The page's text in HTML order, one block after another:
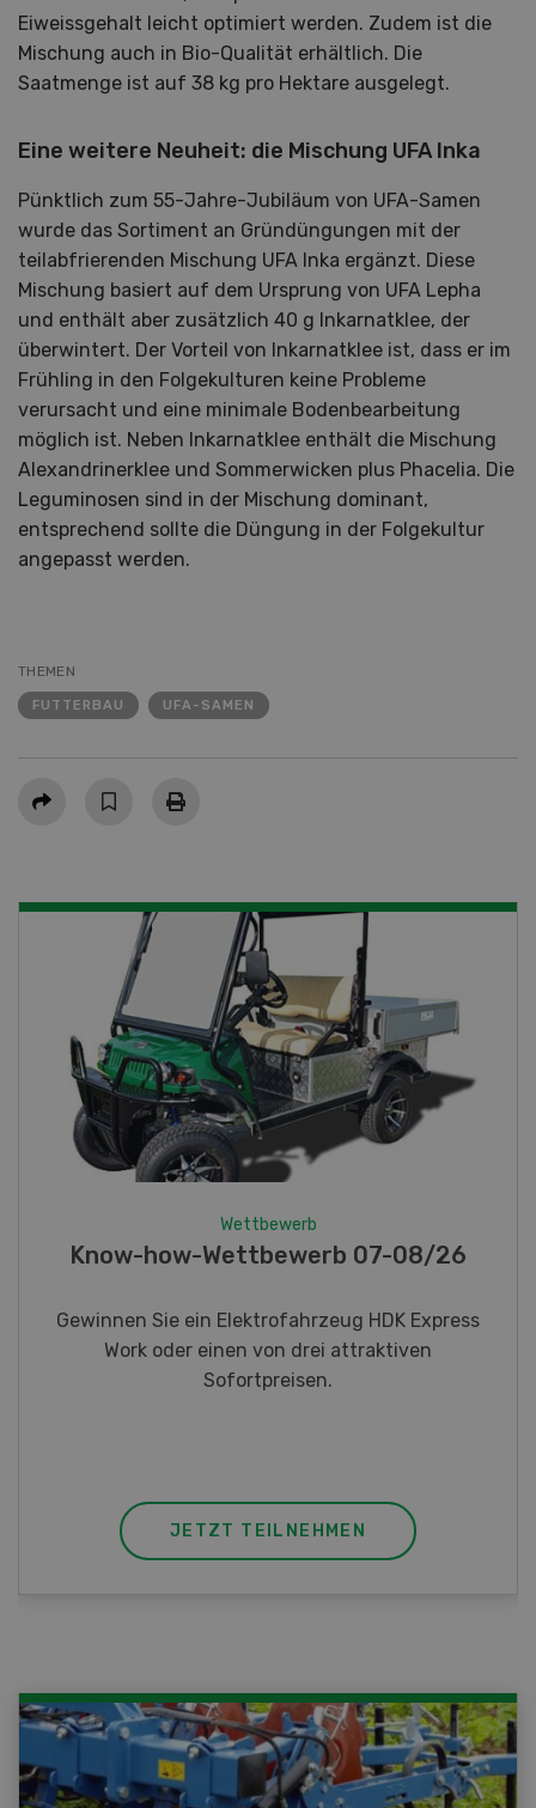
Eiweissgehalt leicht optimiert werden. Zudem ist die
Mischung auch in Bio-Qualität erhältlich. Die
Saatmenge ist auf 38 kg pro Hektare ausgelegt.
Eine weitere Neuheit: die Mischung UFA Inka
Pünktlich zum 55-Jahre-Jubiläum von UFA-Samen
wurde das Sortiment an Gründüngungen mit der
teilabfrierenden Mischung UFA Inka ergänzt. Diese
Mischung basiert auf dem Ursprung von UFA Lepha
und enthält aber zusätzlich 40 g Inkarnatklee, der
überwintert. Der Vorteil von Inkarnatklee ist, dass er im
Frühling in den Folgekulturen keine Probleme
verursacht und eine minimale Bodenbearbeitung
möglich ist. Neben Inkarnatklee enthält die Mischung
Alexandrinerklee und Sommerwicken plus Phacelia. Die
Leguminosen sind in der Mischung dominant,
entsprechend sollte die Düngung in der Folgekultur
angepasst werden.
THEMEN
FUTTERBAU UFA-SAMEN
Teilen
Fotorätsel 07-08/26
Gewinnen Sie eines von fünf LANDI
Taschenmessern
JETZT TEILNEHMEN